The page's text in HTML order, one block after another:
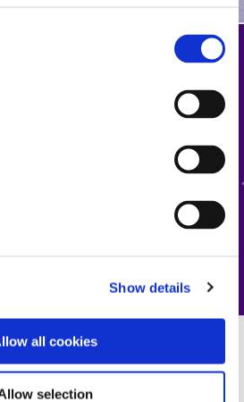
Show details
all cookies
selection
oder haben Sie Fragen?